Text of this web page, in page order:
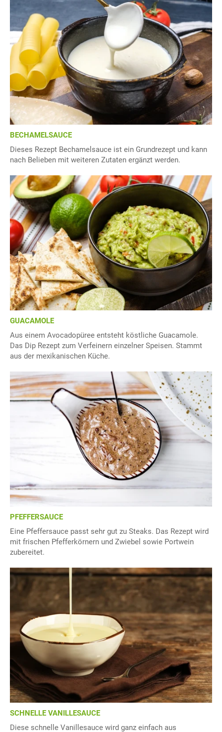
BECHAMELSAUCE
Dieses Rezept Bechamelsauce ist ein Grundrezept und kann
nach Belieben mit weiteren Zutaten ergänzt werden.
GUACAMOLE
Aus einem Avocadopüree entsteht köstliche Guacamole.
Das Dip Rezept zum Verfeinern einzelner Speisen. Stammt
aus der mexikanischen Küche.
PFEFFERSAUCE
Eine Pfeffersauce passt sehr gut zu Steaks. Das Rezept wird
mit frischen Pfefferkörnern und Zwiebel sowie Portwein
zubereitet.
SCHNELLE VANILLESAUCE
Diese schnelle Vanillesauce wird ganz einfach aus